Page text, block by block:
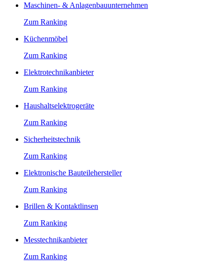
Maschinen- & Anlagenbauunternehmen
Zum Ranking
Küchenmöbel
Zum Ranking
Elektrotechnikanbieter
Zum Ranking
Haushaltselektrogeräte
Zum Ranking
Sicherheitstechnik
Zum Ranking
Elektronische Bauteilehersteller
Zum Ranking
Brillen & Kontaktlinsen
Zum Ranking
Messtechnikanbieter
Zum Ranking